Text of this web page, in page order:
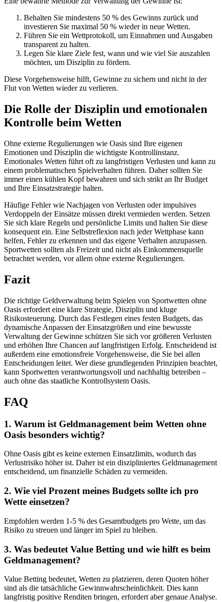
Behalten Sie mindestens 50 % des Gewinns zurück und
investieren Sie maximal 50 % wieder in neue Wetten.
Führen Sie ein Wettprotokoll, um Einnahmen und Ausgaben
transparent zu halten.
Legen Sie klare Ziele fest, wann und wie viel Sie auszahlen
möchten, um Disziplin zu fördern.
Diese Vorgehensweise hilft, Gewinne zu sichern und nicht in der
Flut von Wetten wieder zu verlieren.
Die Rolle der Disziplin und emotionalen
Kontrolle beim Wetten
Ohne externe Regulierungen wie Oasis sind Ihre eigenen
Emotionen und Disziplin die wichtigste Kontrollinstanz.
Emotionales Wetten führt oft zu langfristigen Verlusten und kann zu
einem problematischen Spielverhalten führen. Daher sollten Sie
immer einen kühlen Kopf bewahren und sich strikt an Ihr Budget
und Ihre Einsatzstrategie halten.
Häufige Fehler wie Nachjagen von Verlusten oder impulsives
Verdoppeln der Einsätze müssen direkt vermieden werden. Setzen
Sie sich klare Regeln und persönliche Limits und halten Sie diese
konsequent ein. Eine Selbstreflexion nach jeder Wettphase kann
helfen, Fehler zu erkennen und das eigene Verhalten anzupassen.
Sportwetten sollten als Freizeit und nicht als Einkommensquelle
betrachtet werden, vor allem ohne externe Regulierungen.
Fazit
Die richtige Geldverwaltung beim Spielen von Sportwetten ohne
Oasis erfordert eine klare Strategie, Disziplin und kluge
Risikosteuerung. Durch das Festlegen eines festen Budgets, das
dynamische Anpassen der Einsatzgrößen und eine bewusste
Verwaltung der Gewinne schützen Sie sich vor größeren Verlusten
und erhöhen Ihre Chancen auf langfristigen Erfolg. Entscheidend ist
außerdem eine emotionsfreie Vorgehensweise, die Sie bei allen
Entscheidungen leitet. Wer diese grundlegenden Prinzipien beachtet,
kann Sportwetten verantwortungsvoll und nachhaltig betreiben –
auch ohne das staatliche Kontrollsystem Oasis.
FAQ
1. Warum ist Geldmanagement beim Wetten ohne
Oasis besonders wichtig?
Ohne Oasis gibt es keine externen Einsatzlimits, wodurch das
Verlustrisiko höher ist. Daher ist ein diszipliniertes Geldmanagement
entscheidend, um finanzielle Schäden zu vermeiden.
2. Wie viel Prozent meines Budgets sollte ich pro
Wette einsetzen?
Empfohlen werden 1-5 % des Gesamtbudgets pro Wette, um das
Risiko zu streuen und länger im Spiel zu bleiben.
3. Was bedeutet Value Betting und wie hilft es beim
Geldmanagement?
Value Betting bedeutet, Wetten zu platzieren, deren Quoten höher
sind als die tatsächliche Gewinnwahrscheinlichkeit. Dies kann
langfristig positive Renditen bringen, erfordert aber genaue Analyse.